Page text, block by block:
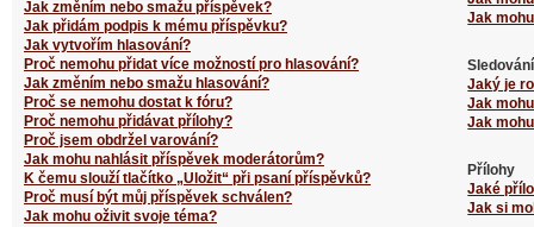
Jak změním nebo smažu příspěvek?
Jak přidám podpis k mému příspěvku?
Jak vytvořím hlasování?
Proč nemohu přidat více možností pro hlasování?
Jak změním nebo smažu hlasování?
Proč se nemohu dostat k fóru?
Proč nemohu přidávat přílohy?
Proč jsem obdržel varování?
Jak mohu nahlásit příspěvek moderátorům?
K čemu slouží tlačítko „Uložit“ při psaní příspěvků?
Proč musí být můj příspěvek schválen?
Jak mohu oživit svoje téma?
Jak
Jaký je
Jak
Jak
Přílohy
Jaké
Jak si